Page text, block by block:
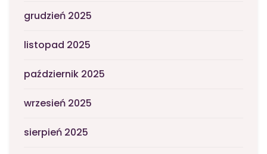
grudzień 2025
listopad 2025
październik 2025
wrzesień 2025
sierpień 2025